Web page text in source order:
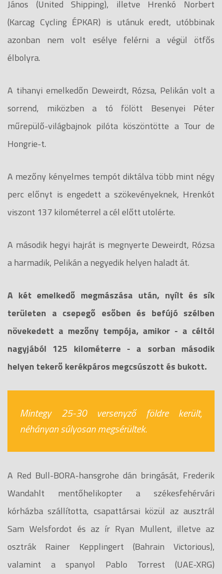
János (United Shipping), illetve Hrenkó Norbert
(Karcag Cycling ÉPKAR) is utánuk eredt, utóbbinak
azonban nem volt esélye felérni a végül ötfős
élbolyra.
A tihanyi emelkedőn Deweirdt, Rózsa, Pelikán volt a
sorrend, miközben a tó fölött Besenyei Péter
műrepülő-világbajnok pilóta köszöntötte a Tour de
Hongrie-t.
A mezőny kényelmes tempót diktálva több mint négy
perc előnyt is engedett a szökevényeknek, Hrenkót
viszont 137 kilométerrel a cél előtt utolérte.
A második hegyi hajrát is megnyerte Deweirdt, Rózsa
a harmadik, Pelikán a negyedik helyen haladt át.
A két emelkedő megmászása után, nyílt és sík
területen a csepegő esőben és befújó szélben
növekedett a mezőny tempója, amikor - a céltól
nagyjából 125 kilométerre - a sorban második
helyen tekerő kerékpáros megcsúszott és bukott.
Mintegy 25-30 versenyző földre került,
néhányan súlyosan megsérültek.
A Red Bull-BORA-hansgrohe dán bringását, Frederik
Wandahlt mentőhelikopter a székesfehérvári
kórházba szállította, csapattársai közül az ausztrál
Sam Welsfordot és az ír Ryan Mullent, illetve az
osztrák Rainer Kepplingert (Bahrain Victorious),
valamint a spanyol Pablo Torrest (UAE-XRG)